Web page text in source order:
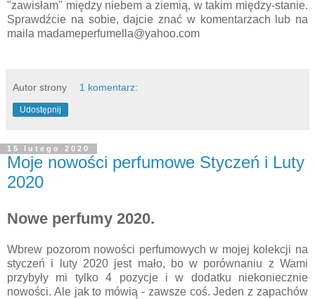
"zawisłam" między niebem a ziemią, w takim między-stanie.
Sprawdźcie na sobie, dajcie znać w komentarzach lub na
maila madameperfumella@yahoo.com
Autor strony 1 komentarz:
Udostępnij
15 lutego 2020
Moje nowości perfumowe Styczeń i Luty
2020
Nowe perfumy 2020.
Wbrew pozorom nowości perfumowych w mojej kolekcji na
styczeń i luty 2020 jest mało, bo w porównaniu z Wami
przybyły mi tylko 4 pozycje i w dodatku niekoniecznie
nowości. Ale jak to mówią - zawsze coś. Jeden z zapachów